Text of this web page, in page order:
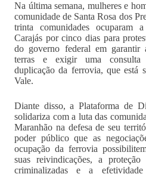
Na última semana, mulheres e
comunidade de Santa Rosa dos
trinta comunidades ocuparam
Carajás por cinco dias para
do governo federal em garantir
terras e exigir uma
duplicação da ferrovia, que está
Vale.
Diante disso, a Plataforma de
solidariza com a luta das
Maranhão na defesa de seu
poder público que as
ocupação da ferrovia
suas reivindicações, a proteção
criminalizadas e a